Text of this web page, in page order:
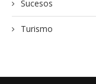
Sucesos
Turismo